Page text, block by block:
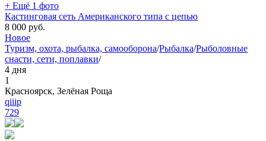
+ Ещё 1 фото
Кастинговая сеть Американского типа с цепью
8 000 руб.
Новое
Туризм, охота, рыбалка, самооборона/Рыбалка/Рыболовные
снасти, сети, поплавки/
4 дня
1
Красноярск, Зелёная Роща
qiiip
729